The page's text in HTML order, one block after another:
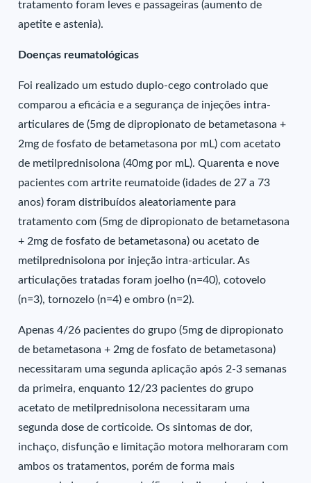
tratamento foram leves e passageiras (aumento de
apetite e astenia).
Doenças reumatológicas
Foi realizado um estudo duplo-cego controlado que
comparou a eficácia e a segurança de injeções intra-
articulares de (5mg de dipropionato de betametasona +
2mg de fosfato de betametasona por mL) com acetato
de metilprednisolona (40mg por mL). Quarenta e nove
pacientes com artrite reumatoide (idades de 27 a 73
anos) foram distribuídos aleatoriamente para
tratamento com (5mg de dipropionato de betametasona
+ 2mg de fosfato de betametasona) ou acetato de
metilprednisolona por injeção intra-articular. As
articulações tratadas foram joelho (n=40), cotovelo
(n=3), tornozelo (n=4) e ombro (n=2).
Apenas 4/26 pacientes do grupo (5mg de dipropionato
de betametasona + 2mg de fosfato de betametasona)
necessitaram uma segunda aplicação após 2-3 semanas
da primeira, enquanto 12/23 pacientes do grupo
acetato de metilprednisolona necessitaram uma
segunda dose de corticoide. Os sintomas de dor,
inchaço, disfunção e limitação motora melhoraram com
ambos os tratamentos, porém de forma mais